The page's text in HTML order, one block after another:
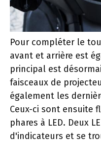
Pour compléter le
avant et arrière est
principal est
faisceaux de
également les
Ceux-ci sont ensuite
phares à LED. Deux
d'indicateurs et se